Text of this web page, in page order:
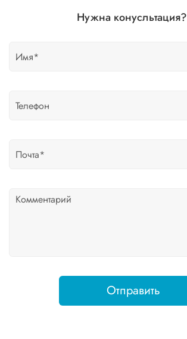
Нужна конусльтация?
Отправить